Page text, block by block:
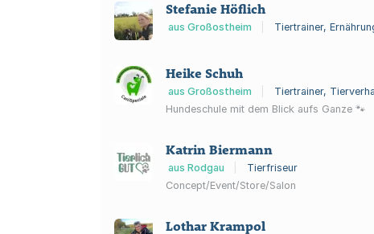
Stefanie Höflich
aus Großostheim Tiertrainer,
Heike Schuh
aus Großostheim
Tiertrainer,
Hundeschule mit dem Blick aufs Ganze 🐾
Katrin Biermann
aus Rodgau
Tierfriseur
Concept/Event/Store/Salon
Lothar Krampol